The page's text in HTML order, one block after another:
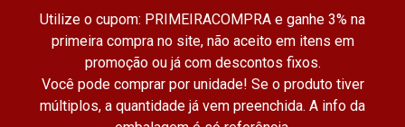
Utilize o cupom: PRIMEIRACOMPRA e ganhe 3% na
primeira compra no site, não aceito em itens em
promoção ou já com descontos fixos.
Você pode comprar por unidade! Se o produto tiver
múltiplos, a quantidade já vem preenchida. A info da